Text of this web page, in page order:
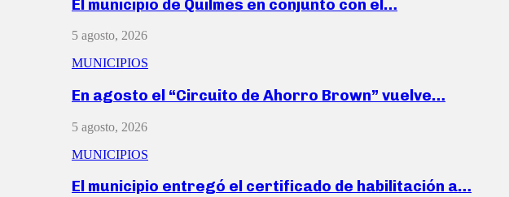
El municipio de Quilmes en conjunto con el…
5 agosto, 2026
MUNICIPIOS
En agosto el “Circuito de Ahorro Brown” vuelve…
5 agosto, 2026
MUNICIPIOS
El municipio entregó el certificado de habilitación a…